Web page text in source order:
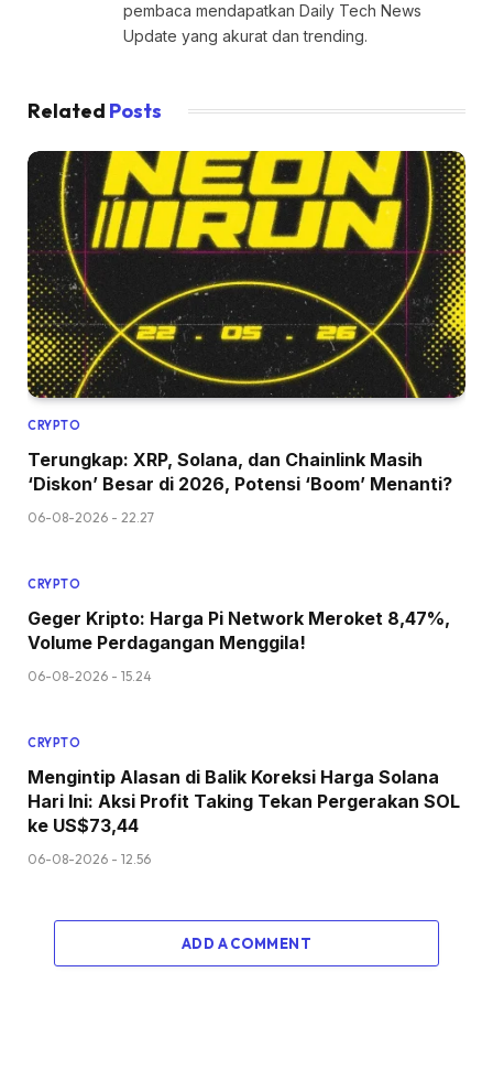
pembaca mendapatkan Daily Tech News
Update yang akurat dan trending.
Related Posts
CRYPTO
Terungkap: XRP, Solana, dan Chainlink Masih
‘Diskon’ Besar di 2026, Potensi ‘Boom’ Menanti?
06-08-2026 - 22.27
CRYPTO
Geger Kripto: Harga Pi Network Meroket 8,47%,
Volume Perdagangan Menggila!
06-08-2026 - 15.24
CRYPTO
Mengintip Alasan di Balik Koreksi Harga Solana
Hari Ini: Aksi Profit Taking Tekan Pergerakan SOL
ke US$73,44
06-08-2026 - 12.56
ADD A COMMENT